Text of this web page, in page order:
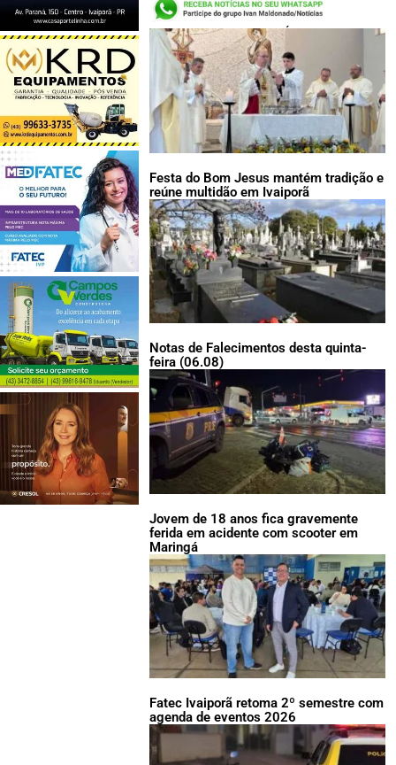
LEIA TAMBÉM:
Festa do Bom Jesus mantém tradição e
reúne multidão em Ivaiporã
Notas de Falecimentos desta quinta-
feira (06.08)
Jovem de 18 anos fica gravemente
ferida em acidente com scooter em
Maringá
Fatec Ivaiporã retoma 2º semestre com
agenda de eventos 2026